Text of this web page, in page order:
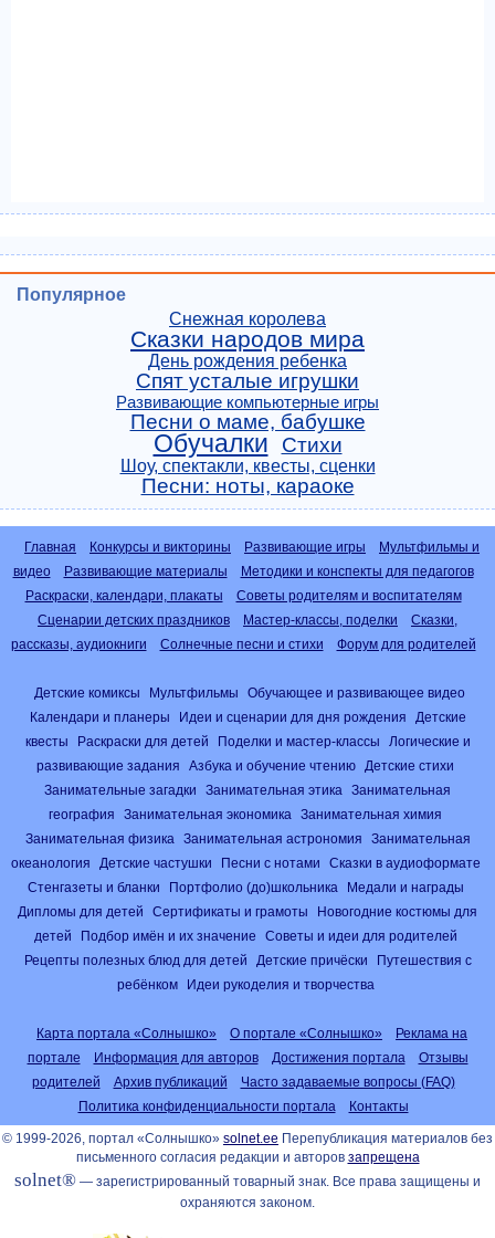
Популярное
Снежная королева
Сказки народов мира
День рождения ребенка
Спят усталые игрушки
Развивающие компьютерные игры
Песни о маме, бабушке
Обучалки Стихи
Шоу, спектакли, квесты, сценки
Песни: ноты, караоке
Главная Конкурсы и викторины Развивающие игры
Мультфильмы и
видео
Развивающие материалы
Методики и конспекты для педагогов
Раскраски, календари, плакаты
Советы родителям и воспитателям
Сценарии детских праздников
Мастер-классы, поделки
Сказки,
рассказы, аудиокниги
Солнечные песни и стихи Форум для родителей
Детские комиксы Мультфильмы
Обучающее и развивающее видео
Календари и планеры
Идеи и сценарии для дня рождения
Детские
квесты
Раскраски для детей Поделки и мастер-классы
Логические и
развивающие задания
Азбука и обучение чтению
Детские стихи
Занимательные загадки
Занимательная этика
Занимательная
география
Занимательная экономика
Занимательная химия
Занимательная физика
Занимательная астрономия
Занимательная
океанология
Детские частушки Песни с нотами
Сказки в аудиоформате
Стенгазеты и бланки
Портфолио (до)школьника
Медали и награды
Дипломы для детей
Сертификаты и грамоты
Новогодние костюмы для
детей
Подбор имён и их значение
Советы и идеи для родителей
Рецепты полезных блюд для детей
Детские причёски
Путешествия с
ребёнком
Идеи рукоделия и творчества
Карта портала «Солнышко» О портале «Солнышко»
Реклама на
портале
Информация для авторов Достижения портала
Отзывы
родителей
Архив публикаций
Часто задаваемые вопросы (FAQ)
Политика конфиденциальности портала
Контакты
© 1999-2026, портал «Солнышко» solnet.ee Перепубликация материалов без
письменного согласия редакции и авторов запрещена
solnet® — зарегистрированный товарный знак. Все права защищены и
охраняются законом.